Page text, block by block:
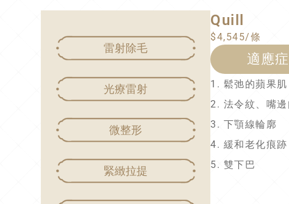
雷射除毛
光療雷射
微整形
緊緻拉提
Quill
$4,545/條
適應症
1. 鬆弛的蘋果肌
2. 法令紋、嘴
3. 下顎線輪廓
4. 緩和老化痕跡
5. 雙下巴